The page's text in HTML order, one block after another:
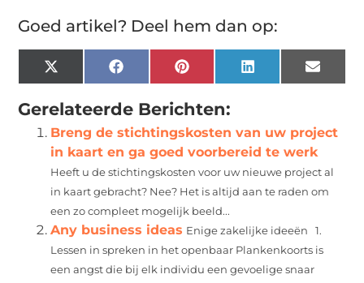
Goed artikel? Deel hem dan op:
X
(Twitter)
FacebookPinterest LinkedIn Email
Gerelateerde Berichten:
Breng de stichtingskosten van uw project
in kaart en ga goed voorbereid te werk
Heeft u de stichtingskosten voor uw nieuwe project al
in kaart gebracht? Nee? Het is altijd aan te raden om
een zo compleet mogelijk beeld...
Any business ideas Enige zakelijke ideeën 1.
Lessen in spreken in het openbaar Plankenkoorts is
een angst die bij elk individu een gevoelige snaar